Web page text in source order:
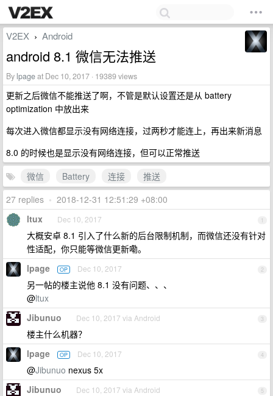
V2EX › Android
android 8.1 微信无法推送
By lpageat Dec 10, 2017 · 19389 views
更新之后微信不能推送了啊，不管是默认设置还是从 battery
optimization 中放出来
每次进入微信都显示没有网络连接，过两秒才能连上，再出来新消息
8.0 的时候也是显示没有网络连接，但可以正常推送
微信
Battery 连接
推送
27 replies • 2018-12-31 12:51:29 +08:00
1
ltux Dec 10, 2017
大概安卓 8.1 引入了什么新的后台限制机制，而微信还没有针对
性适配，你只能等微信更新嘞。
2
lpage OP Dec 10, 2017
另一帖的楼主说他 8.1 没有问题、、、
@ltux
3
Jibunuo Dec 10, 2017 via Android
楼主什么机器？
4
lpage OP Dec 10, 2017
@Jibunuo nexus 5x
5
Jibunuo Dec 10, 2017 via Android